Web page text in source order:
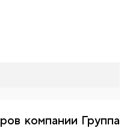
компании Группа